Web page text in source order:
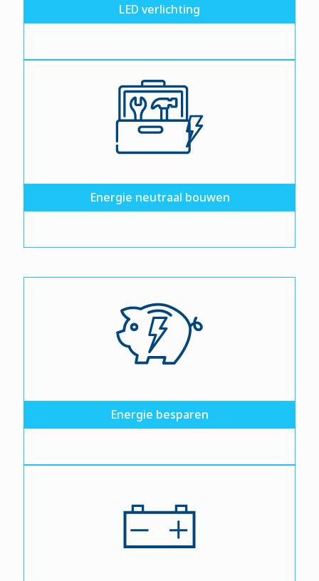
LED verlichting
Energie neutraal bouwen
Energie besparen